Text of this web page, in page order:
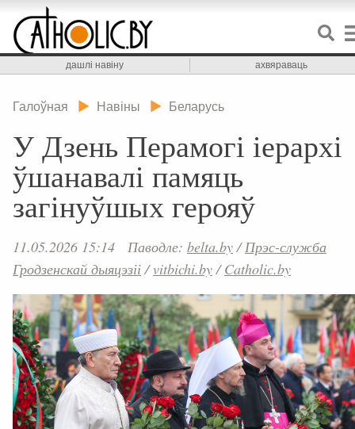
дашлі навіну ахвяраваць
Галоўная Навіны Беларусь
У Дзень Перамогі іерархі
ўшанавалі памяць
загінуўшых герояў
11.05.2026 15:14 Паводле: belta.by/Прэс-служба
Гродзенскай дыяцэзіі/vitbichi.by/Catholic.by